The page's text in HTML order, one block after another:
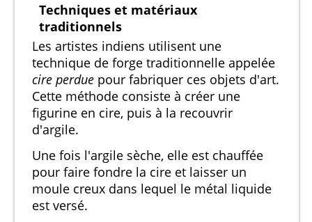
Techniques et matériaux
traditionnels
Les artistes indiens utilisent une
technique de forge traditionnelle appelée
cire perdue pour fabriquer ces objets d'art.
Cette méthode consiste à créer une
figurine en cire, puis à la recouvrir
d'argile.
Une fois l'argile sèche, elle est chauffée
pour faire fondre la cire et laisser un
moule creux dans lequel le métal liquide
est versé.